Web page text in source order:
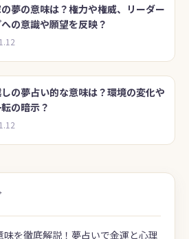
夢の意味は？権力や権威、リーダー
の意識や願望を反映？
の夢占い的な意味は？環境の変化や
の暗示？
味を徹底解説！夢占いで金運と心理